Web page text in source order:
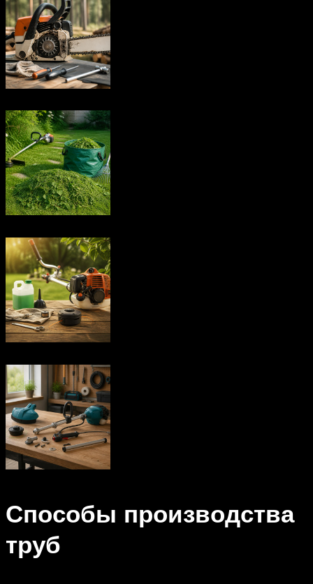
Способы производства
труб